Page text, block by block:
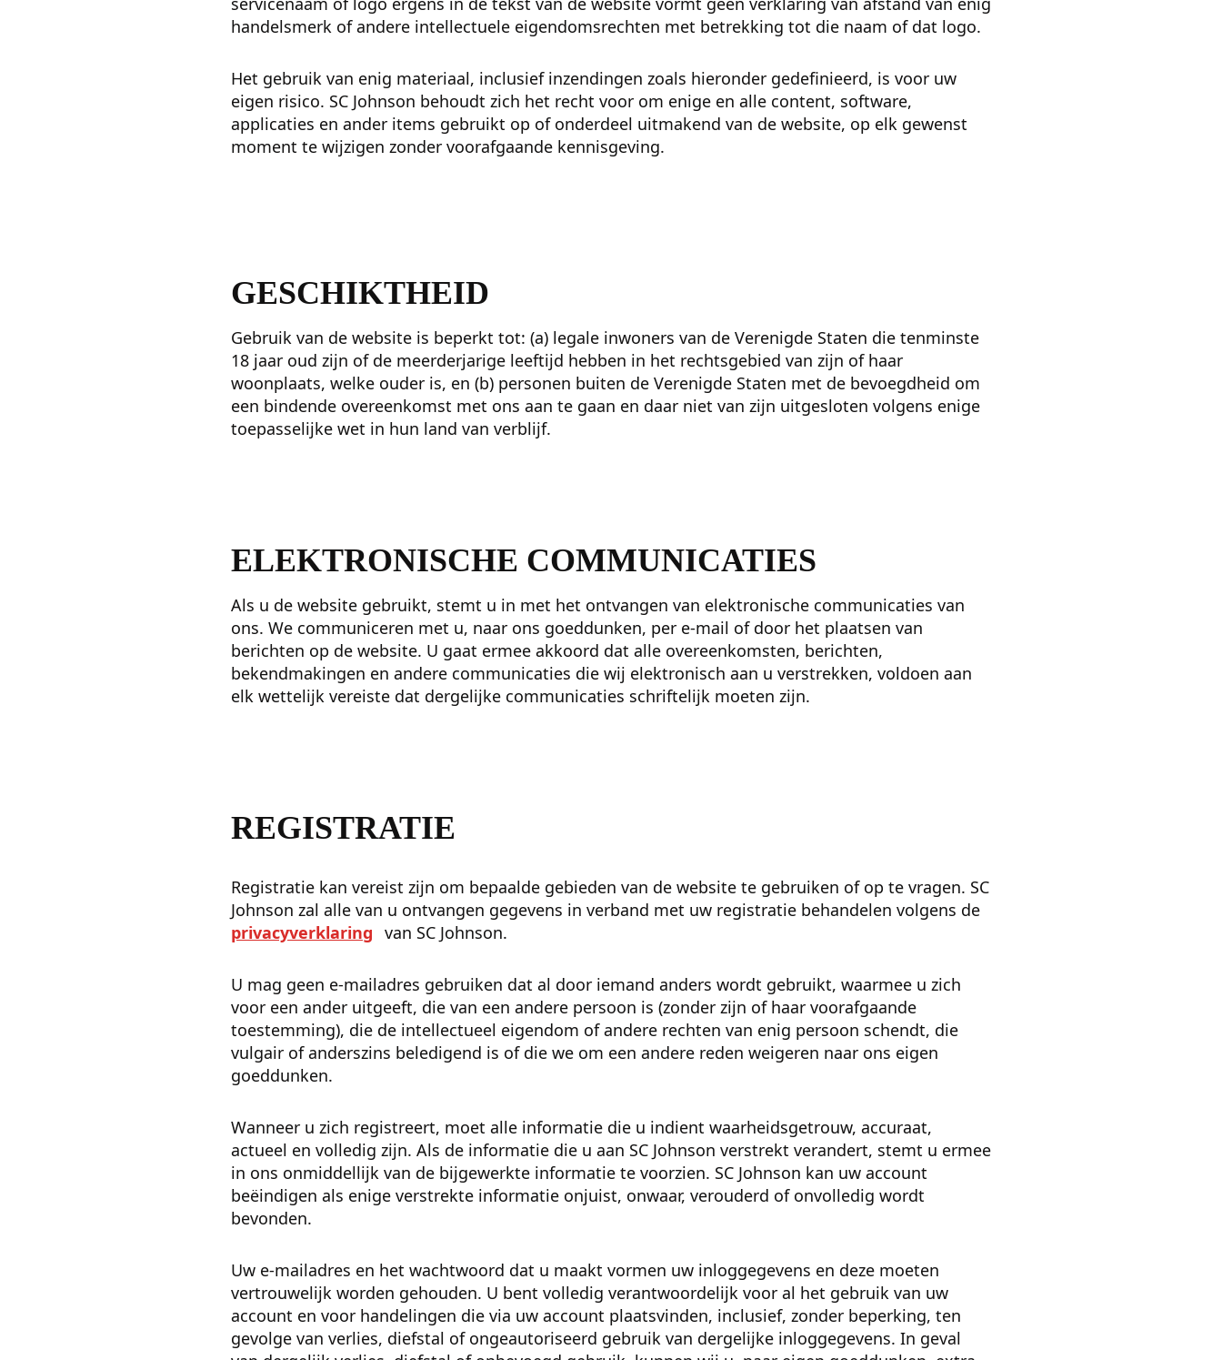
handelsmerk of andere intellectuele eigendomsrechten met betrekking tot die naam of dat logo.
Het gebruik van enig materiaal, inclusief inzendingen zoals hieronder gedefinieerd, is voor uw
eigen risico. SC Johnson behoudt zich het recht voor om enige en alle content, software,
applicaties en ander items gebruikt op of onderdeel uitmakend van de website, op elk gewenst
moment te wijzigen zonder voorafgaande kennisgeving.
GESCHIKTHEID
Gebruik van de website is beperkt tot: (a) legale inwoners van de Verenigde Staten die tenminste
18 jaar oud zijn of de meerderjarige leeftijd hebben in het rechtsgebied van zijn of haar
woonplaats, welke ouder is, en (b) personen buiten de Verenigde Staten met de bevoegdheid om
een bindende overeenkomst met ons aan te gaan en daar niet van zijn uitgesloten volgens enige
toepasselijke wet in hun land van verblijf.
ELEKTRONISCHE COMMUNICATIES
Als u de website gebruikt, stemt u in met het ontvangen van elektronische communicaties van
ons. We communiceren met u, naar ons goeddunken, per e-mail of door het plaatsen van
berichten op de website. U gaat ermee akkoord dat alle overeenkomsten, berichten,
bekendmakingen en andere communicaties die wij elektronisch aan u verstrekken, voldoen aan
elk wettelijk vereiste dat dergelijke communicaties schriftelijk moeten zijn.
REGISTRATIE
Registratie kan vereist zijn om bepaalde gebieden van de website te gebruiken of op te vragen. SC
Johnson zal alle van u ontvangen gegevens in verband met uw registratie behandelen volgens de
privacyverklaring van SC Johnson.
U mag geen e-mailadres gebruiken dat al door iemand anders wordt gebruikt, waarmee u zich
voor een ander uitgeeft, die van een andere persoon is (zonder zijn of haar voorafgaande
toestemming), die de intellectueel eigendom of andere rechten van enig persoon schendt, die
vulgair of anderszins beledigend is of die we om een andere reden weigeren naar ons eigen
goeddunken.
Wanneer u zich registreert, moet alle informatie die u indient waarheidsgetrouw, accuraat,
actueel en volledig zijn. Als de informatie die u aan SC Johnson verstrekt verandert, stemt u ermee
in ons onmiddellijk van de bijgewerkte informatie te voorzien. SC Johnson kan uw account
beëindigen als enige verstrekte informatie onjuist, onwaar, verouderd of onvolledig wordt
bevonden.
Uw e-mailadres en het wachtwoord dat u maakt vormen uw inloggegevens en deze moeten
vertrouwelijk worden gehouden. U bent volledig verantwoordelijk voor al het gebruik van uw
account en voor handelingen die via uw account plaatsvinden, inclusief, zonder beperking, ten
gevolge van verlies, diefstal of ongeautoriseerd gebruik van dergelijke inloggegevens. In geval